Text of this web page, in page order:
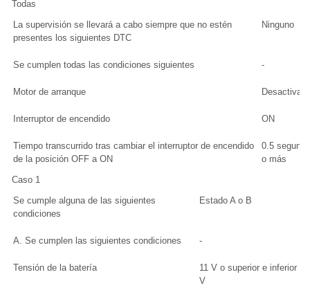
Todas
La supervisión se llevará a cabo siempre que no estén
presentes los siguientes DTC
Ninguno
Se cumplen todas las condiciones siguientes -
Motor de arranque
Interruptor de encendido ON
Tiempo transcurrido tras cambiar el interruptor de encendido
de la posición OFF a ON
0.5
o más
Caso 1
Se cumple alguna de las siguientes
condiciones
Estado A o B
A. Se cumplen las siguientes condiciones -
Tensión de la batería
11 V o superior e inferior a
V